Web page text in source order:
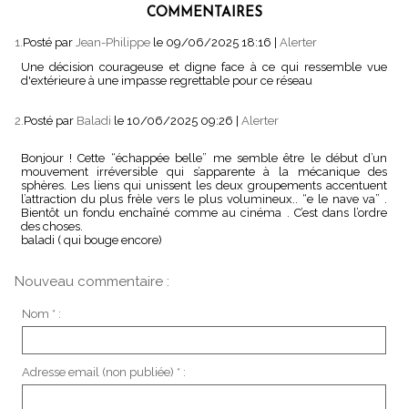
COMMENTAIRES
1.Posté par Jean-Philippe le 09/06/2025 18:16
Alerter
Une décision courageuse et digne face à ce qui ressemble vue
d'extérieure à une impasse regrettable pour ce réseau
2. Posté par Baladi le 10/06/2025 09:26 | Alerter
Bonjour ! Cette “échappée belle” me semble être le début d’un
mouvement irréversible qui s’apparente à la mécanique des
sphères. Les liens qui unissent les deux groupements accentuent
l’attraction du plus frèle vers le plus volumineux.. “e le nave va” .
Bientôt un fondu enchaîné comme au cinéma . C’est dans l’ordre
des choses.
baladi ( qui bouge encore)
Nouveau commentaire :
Nom * :
Adresse email (non publiée) * :